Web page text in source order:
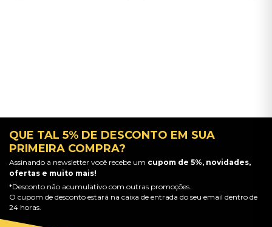
QUE TAL 5% DE DESCONTO EM SUA
PRIMEIRA COMPRA?
Assinando a newsletter você recebe um cupom de 5%, novidades,
ofertas e muito mais!
*Desconto não acumulativo com outras promoções.
O cupom de desconto estará na caixa de entrada do seu email dentro de
24 horas.